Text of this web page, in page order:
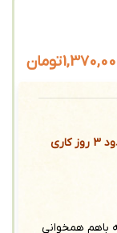
تومان
زمان آماده سازی این کار (بدون گلدوزی)، حدود 3 روز کاری
باهم همخوانی